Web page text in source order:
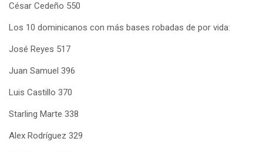
César Cedeño 550
Los 10 dominicanos con más bases robadas de por vida:
José Reyes 517
Juan Samuel 396
Luis Castillo 370
Starling Marte 338
Alex Rodríguez 329